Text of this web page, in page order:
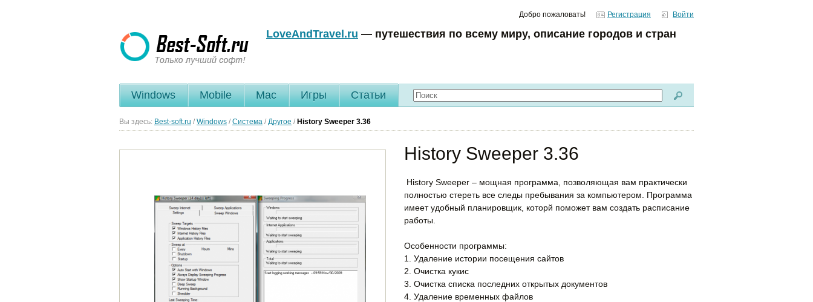
Добро пожаловать! Регистрация Войти
LoveAndTravel.ru — путешествия по всему миру, описание городов и стран
Windows Mobile Mac Игры Статьи
Вы здесь: Best-soft.ru / Windows / Система / Другое / History Sweeper 3.36
History Sweeper 3.36
History Sweeper – мощная программа, позволяющая вам практически
полностью стереть все следы пребывания за компьютером. Программа
имеет удобный планировщик, которй поможет вам создать расписание
работы.
Особенности программы:
1. Удаление истории посещения сайтов
2. Очистка кукис
3. Очистка списка последних открытых документов
4. Удаление временных файлов